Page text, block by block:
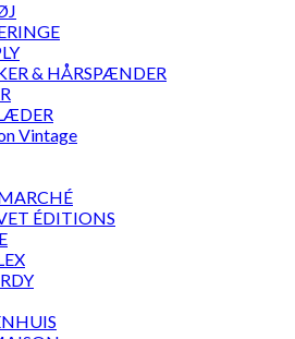
& HÅRSPÆNDER
Vintage
ÉDITIONS